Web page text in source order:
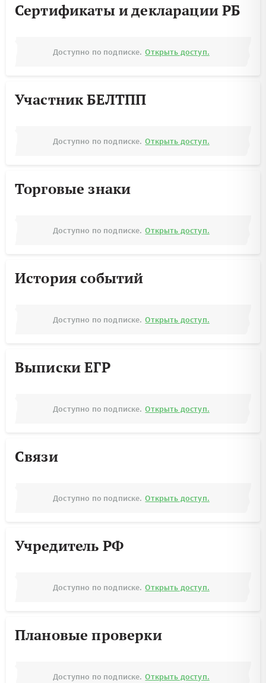
Сертификаты и декларации РБ
Доступно по подписке. Открыть доступ.
Участник БЕЛТПП
Доступно по подписке. Открыть доступ.
Торговые знаки
Доступно по подписке. Открыть доступ.
История событий
Доступно по подписке. Открыть доступ.
Выписки ЕГР
Доступно по подписке. Открыть доступ.
Связи
Доступно по подписке. Открыть доступ.
Учредитель РФ
Доступно по подписке. Открыть доступ.
Плановые проверки
Доступно по подписке. Открыть доступ.